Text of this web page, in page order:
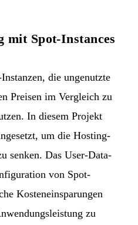
mit Spot-Instances
die ungenutzte
Preisen im Vergleich zu
In diesem Projekt
um die Hosting-
senken. Das User-Data-
von Spot-
Kosteneinsparungen
zu